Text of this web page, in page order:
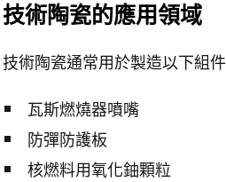
技術陶瓷的應用領域
技術陶瓷通常用於製造以下組
瓦斯燃燒器噴嘴
防彈防護板
核燃料用氧化鈾顆粒